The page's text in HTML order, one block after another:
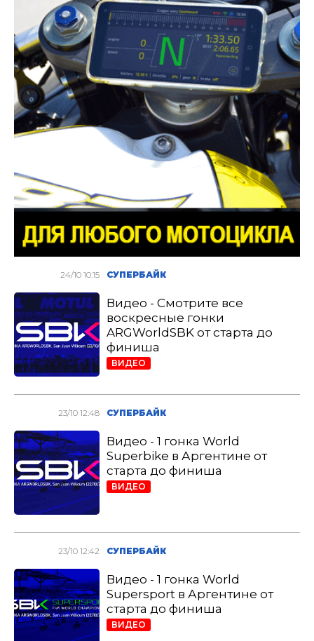
24/10 10:15 СУПЕРБАЙК
Видео - Смотрите все
воскресные гонки
ARGWorldSBK от старта до
финиша
ВИДЕО
23/10 12:48 СУПЕРБАЙК
Видео - 1 гонка World
Superbike в Аргентине от
старта до финиша
ВИДЕО
23/10 12:42 СУПЕРБАЙК
Видео - 1 гонка World
Supersport в Аргентине от
старта до финиша
ВИДЕО